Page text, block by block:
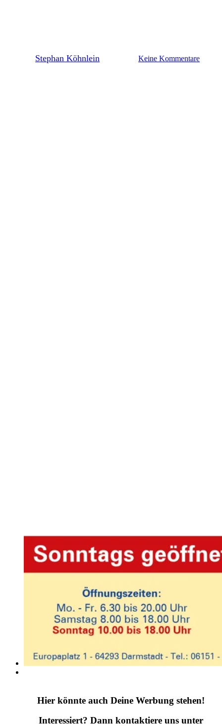
Stephan Köhnlein Keine Kommentare
Hier könnte auch Deine Werbung stehen!
Interessiert? Dann kontaktiere uns unter